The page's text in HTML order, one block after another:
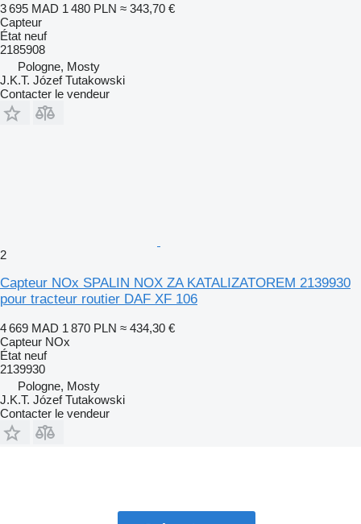
3 695 MAD 1 480 PLN ≈ 343,70 €
Capteur
État neuf
2185908
Pologne, Mosty
J.K.T. Józef Tutakowski
Contacter le vendeur
2
Capteur NOx SPALIN NOX ZA KATALIZATOREM 2139930
pour tracteur routier DAF XF 106
4 669 MAD 1 870 PLN ≈ 434,30 €
Capteur NOx
État neuf
2139930
Pologne, Mosty
J.K.T. Józef Tutakowski
Contacter le vendeur